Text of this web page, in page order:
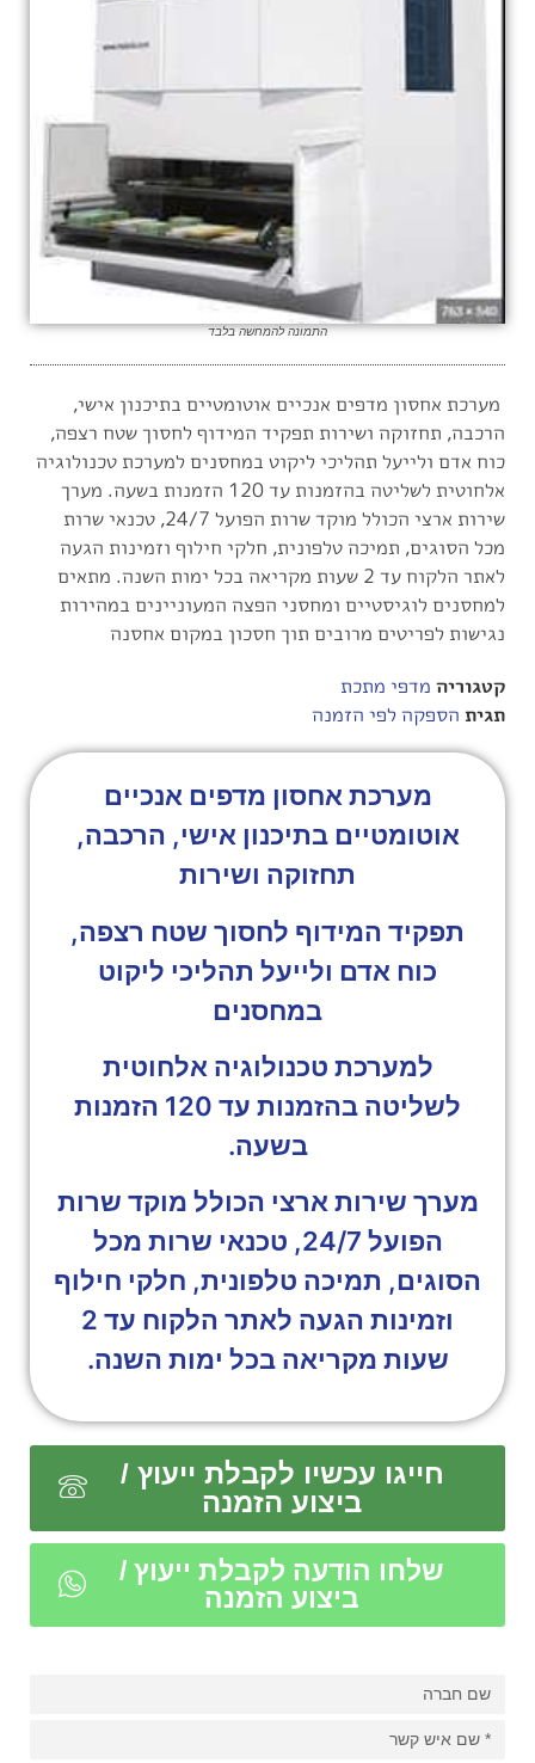
התמונה להמחשה בלבד
מערכת אחסון מדפים אנכיים אוטומטיים בתיכנון אישי,
הרכבה, תחזוקה ושירות תפקיד המידוף לחסוך שטח רצפה,
כוח אדם ולייעל תהליכי ליקוט במחסנים למערכת טכנולוגיה
אלחוטית לשליטה בהזמנות עד 120 הזמנות בשעה. מערך
שירות ארצי הכולל מוקד שרות הפועל 24/7, טכנאי שרות
מכל הסוגים, תמיכה טלפונית, חלקי חילוף וזמינות הגעה
לאתר הלקוח עד 2 שעות מקריאה בכל ימות השנה. מתאים
למחסנים לוגיסטיים ומחסני הפצה המעוניינים במהירות
נגישות לפריטים מרובים תוך חסכון במקום אחסנה
קטגוריה מדפי מתכת
תגית הספקה לפי הזמנה
מערכת אחסון מדפים אנכיים
אוטומטיים בתיכנון אישי, הרכבה,
תחזוקה ושירות
תפקיד המידוף לחסוך שטח רצפה,
כוח אדם ולייעל תהליכי ליקוט
במחסנים
למערכת טכנולוגיה אלחוטית
לשליטה בהזמנות עד 120 הזמנות
בשעה.
מערך שירות ארצי הכולל מוקד שרות
הפועל 24/7, טכנאי שרות מכל
הסוגים, תמיכה טלפונית, חלקי חילוף
וזמינות הגעה לאתר הלקוח עד 2
שעות מקריאה בכל ימות השנה.
חייגו עכשיו לקבלת ייעוץ /
ביצוע הזמנה
שלחו הודעה לקבלת ייעוץ /
ביצוע הזמנה